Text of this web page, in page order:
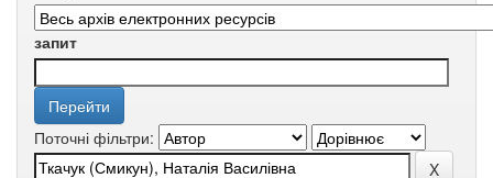
запит
Поточні фільтри: